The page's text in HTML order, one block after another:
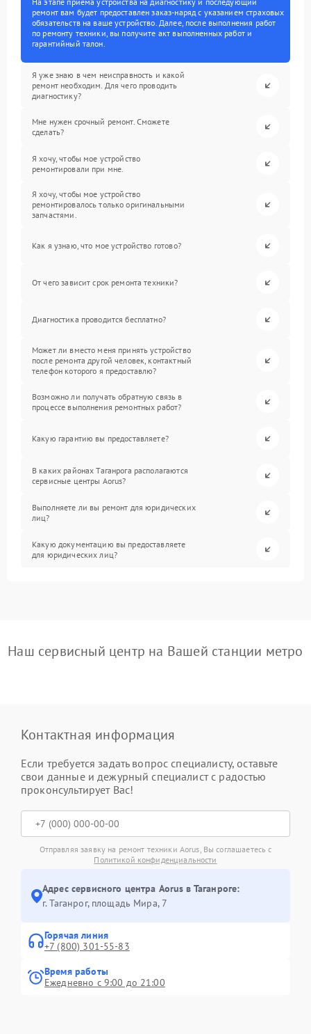
ремонт вам будет предоставлен заказ-наряд с указанием страховых
обязательств на ваше устройство. Далее, после выполнения работ
по ремонту техники, вы получите акт выполненных работ и
гарантийный талон.
Я уже знаю в чем неисправность и какой
ремонт необходим. Для чего проводить
диагностику?
Мне нужен срочный ремонт. Сможете
сделать?
Я хочу, чтобы мое устройство
ремонтировали при мне.
Я хочу, чтобы мое устройство
ремонтировалось только оригинальными
запчастями.
Как я узнаю, что мое устройство готово?
От чего зависит срок ремонта техники?
Диагностика проводится бесплатно?
Может ли вместо меня принять устройство
после ремонта другой человек, контактный
телефон которого я предоставлю?
Возможно ли получать обратную связь в
процессе выполнения ремонтных работ?
Какую гарантию вы предоставляете?
В каких районах Таганрога располагаются
сервисные центры Aorus?
Выполняете ли вы ремонт для юридических
лиц?
Какую документацию вы предоставляете
для юридических лиц?
Наш сервисный центр на Вашей станции метро
Контактная информация
Если требуется задать вопрос специалисту, оставьте
свои данные и дежурный специалист с радостью
проконсультирует Вас!
Отправляя заявку на ремонт техники Aorus, Вы соглашаетесь с
Политикой конфиденциальности
Адрес сервисного центра Aorus в Таганроге:
г. Таганрог, площадь Мира, 7
Горячая линия
+7 (800) 301-55-83
Время работы
Ежедневно с 9:00 до 21:00